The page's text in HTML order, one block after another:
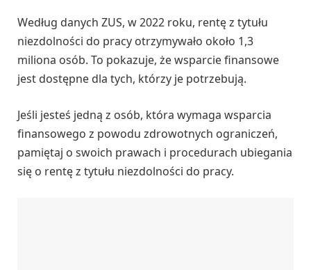
Według danych ZUS, w 2022 roku, rentę z tytułu
niezdolności do pracy otrzymywało około 1,3
miliona osób. To pokazuje, że wsparcie finansowe
jest dostępne dla tych, którzy je potrzebują.
Jeśli jesteś jedną z osób, która wymaga wsparcia
finansowego z powodu zdrowotnych ograniczeń,
pamiętaj o swoich prawach i procedurach ubiegania
się o rentę z tytułu niezdolności do pracy.